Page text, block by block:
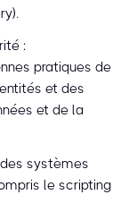
:
pratiques de
et des
et de la
systèmes
le scripting